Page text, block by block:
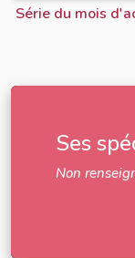
Série du mois
Ses
Non